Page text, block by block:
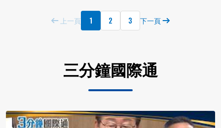
上一頁 1 2 3 下一頁
三分鐘國際通